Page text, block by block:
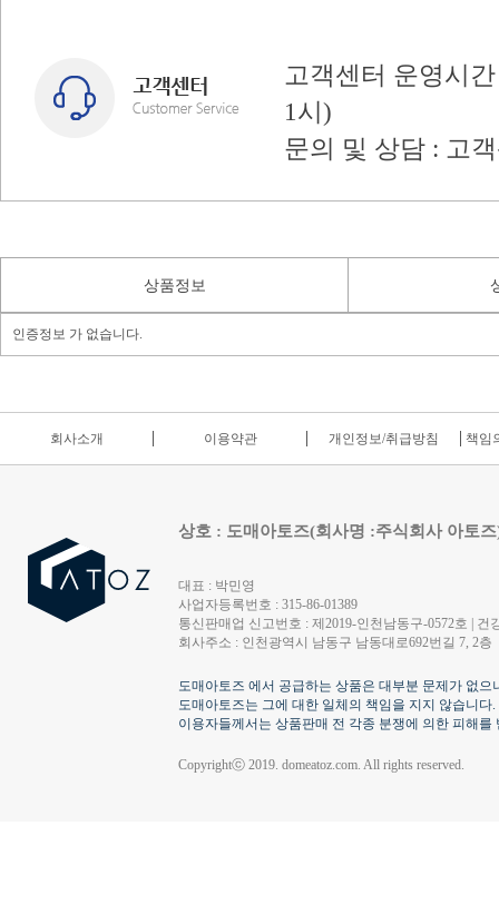
고객센터 운영시
1시)
문의 및 상담 : 고
상품정보
인증정보 가 없습니다.
회사소개 이용약관 개인정보/취급방침 책임
상호 : 도매아토즈(회사명 :주식회사 아토
대표 : 박민영
사업자등록번호 : 315-86-01389
통신판매업 신고번호 : 제2019-인천남동구-0572호 | 건
회사주소 : 인천광역시 남동구 남동대로692번길 7, 2층
도매아토즈 에서 공급하는 상품은 대부분 문제가 없
도매아토즈는 그에 대한 일체의 책임을 지지 않습니다.
이용자들께서는 상품판매 전 각종 분쟁에 의한 피해
Copyrightⓒ 2019. domeatoz.com. All rights reserved.